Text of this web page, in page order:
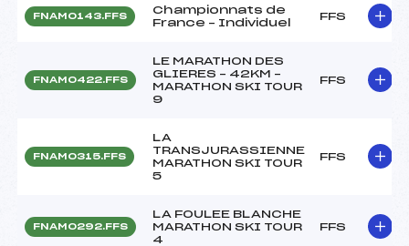
FNAM0143.FFS
Championnats de
France – Individuel
FFS
FNAM0422.FFS
LE MARATHON DES
GLIERES – 42KM –
MARATHON SKI TOUR
9
FFS
FNAM0315.FFS
LA
TRANSJURASSIENNE
MARATHON SKI TOUR
5
FFS
FNAM0292.FFS
LA FOULEE BLANCHE
MARATHON SKI TOUR
4
FFS